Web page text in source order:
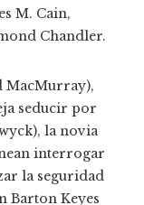
M. Cain,
Chandler.
MacMurray),
seducir por
la novia
interrogar
la seguridad
Barton Keyes